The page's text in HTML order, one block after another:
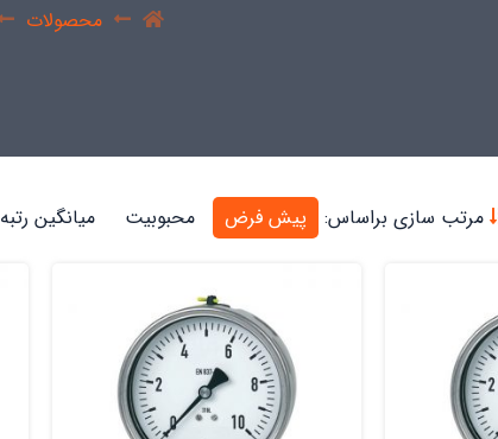
محصولات
مرتب سازی براساس: پیش فرض محبوبیت میانگین رتبه